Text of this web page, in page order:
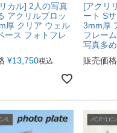
カル] 2人の写真
アクリルブロッ
厚 クリア ウェル
ース フォトフレ
¥13,750税込
[アクリ
ート S
3mm厚
フレー
写真多め
販売価格